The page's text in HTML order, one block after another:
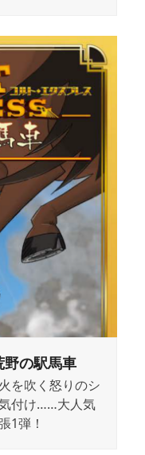
野の駅馬車
を吹く怒りのシ
付け……大人気
1弾！